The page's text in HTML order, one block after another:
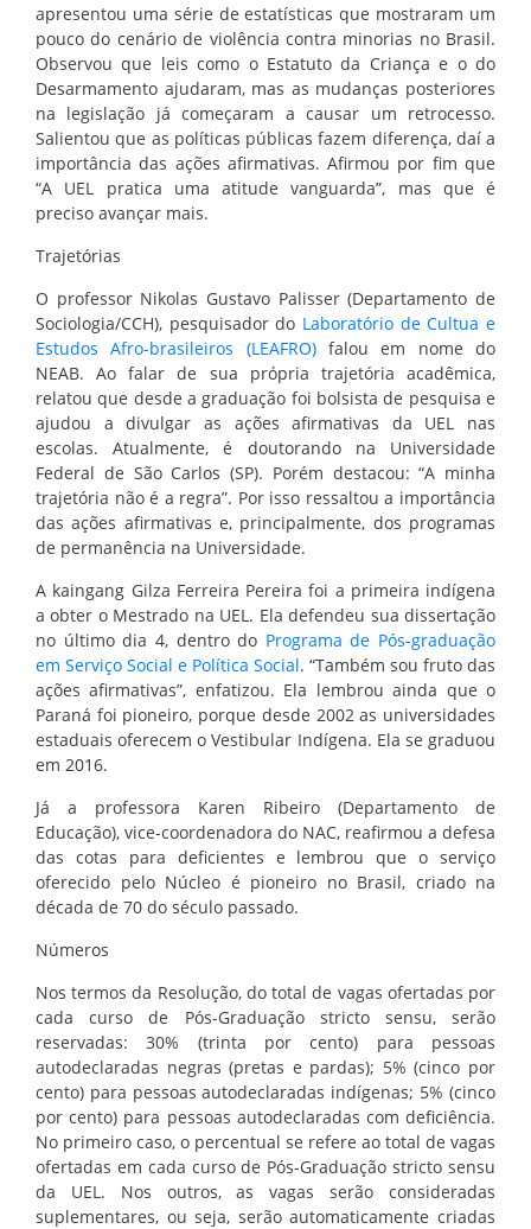
apresentou uma série de estatísticas que mostraram um
pouco do cenário de violência contra minorias no Brasil.
Observou que leis como o Estatuto da Criança e o do
Desarmamento ajudaram, mas as mudanças posteriores
na legislação já começaram a causar um retrocesso.
Salientou que as políticas públicas fazem diferença, daí a
importância das ações afirmativas. Afirmou por fim que
“A UEL pratica uma atitude vanguarda”, mas que é
preciso avançar mais.
Trajetórias
O professor Nikolas Gustavo Palisser (Departamento de
Sociologia/CCH), pesquisador do Laboratório de Cultua e
Estudos Afro-brasileiros (LEAFRO)falou em nome do
NEAB. Ao falar de sua própria trajetória acadêmica,
relatou que desde a graduação foi bolsista de pesquisa e
ajudou a divulgar as ações afirmativas da UEL nas
escolas. Atualmente, é doutorando na Universidade
Federal de São Carlos (SP). Porém destacou: “A minha
trajetória não é a regra”. Por isso ressaltou a importância
das ações afirmativas e, principalmente, dos programas
de permanência na Universidade.
A kaingang Gilza Ferreira Pereira foi a primeira indígena
a obter o Mestrado na UEL. Ela defendeu sua dissertação
no último dia 4, dentro do Programa de Pós-graduação
em Serviço Social e Política Social. “Também sou fruto das
ações afirmativas”, enfatizou. Ela lembrou ainda que o
Paraná foi pioneiro, porque desde 2002 as universidades
estaduais oferecem o Vestibular Indígena. Ela se graduou
em 2016.
Já a professora Karen Ribeiro (Departamento de
Educação), vice-coordenadora do NAC, reafirmou a defesa
das cotas para deficientes e lembrou que o serviço
oferecido pelo Núcleo é pioneiro no Brasil, criado na
década de 70 do século passado.
Números
Nos termos da Resolução, do total de vagas ofertadas por
cada curso de Pós-Graduação stricto sensu, serão
reservadas: 30% (trinta por cento) para pessoas
autodeclaradas negras (pretas e pardas); 5% (cinco por
cento) para pessoas autodeclaradas indígenas; 5% (cinco
por cento) para pessoas autodeclaradas com deficiência.
No primeiro caso, o percentual se refere ao total de vagas
ofertadas em cada curso de Pós-Graduação stricto sensu
da UEL. Nos outros, as vagas serão consideradas
suplementares, ou seja, serão automaticamente criadas